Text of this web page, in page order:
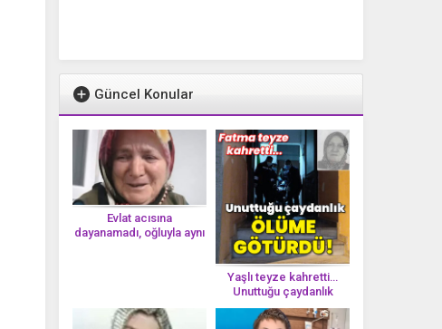
Güncel Konular
Evlat acısına
dayanamadı, oğluyla aynı
Yaşlı teyze kahretti…
Unuttuğu çaydanlık
öl*üme götürdü!